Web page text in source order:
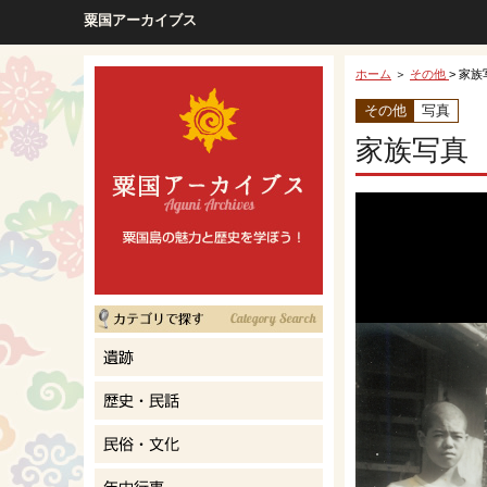
粟国アーカイブス
ホーム ＞ その他 > 家族
その他 写真
家族写真